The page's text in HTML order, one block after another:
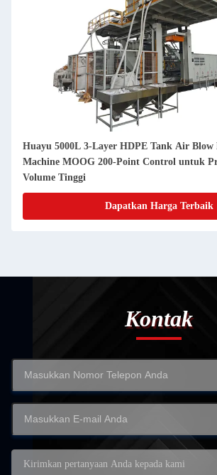
Huayu 5000L 3-Layer HDPE Tank Air
Machine MOOG 200-Point Control untuk
Volume Tinggi
Dapatkan Harga Terbaik
Kontak